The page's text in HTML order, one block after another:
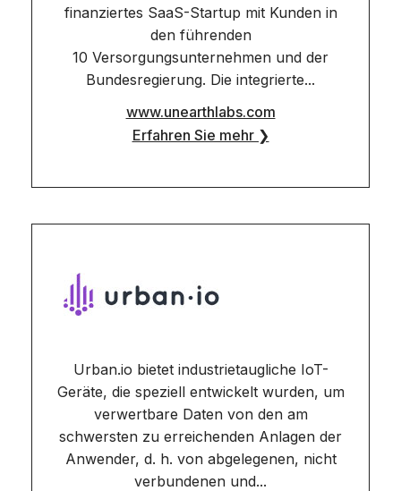
finanziertes SaaS-Startup mit Kunden in
den führenden
10 Versorgungsunternehmen und der
Bundesregierung. Die integrierte...
www.unearthlabs.com
Erfahren Sie mehr ❯
Urban.io bietet industrietaugliche IoT-
Geräte, die speziell entwickelt wurden, um
verwertbare Daten von den am
schwersten zu erreichenden Anlagen der
Anwender, d. h. von abgelegenen, nicht
verbundenen und...